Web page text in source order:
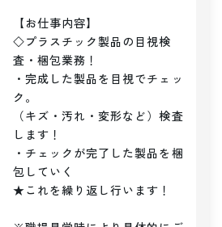
【お仕事内容】
◇プラスチック製品の目視検
査・梱包業務！
・完成した製品を目視でチェッ
ク。
（キズ・汚れ・変形など）検査
します！
・チェックが完了した製品を梱
包していく
★これを繰り返し行います！